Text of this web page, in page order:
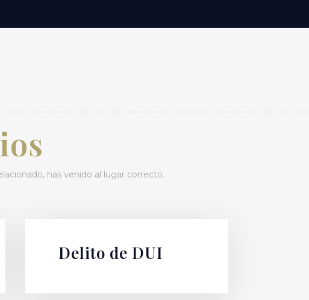
has venido al lugar correcto.
Delito de DUI